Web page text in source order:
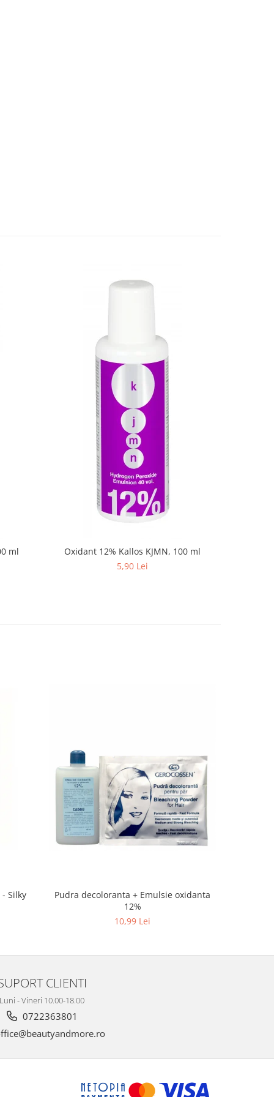
ml
Oxidant 12% Kallos KJMN, 100 ml
5,90 Lei
Silky
Pudra decoloranta + Emulsie oxidanta
12%
10,99 Lei
CLIENTI
Luni - Vineri 10.00-18.00
0722363801